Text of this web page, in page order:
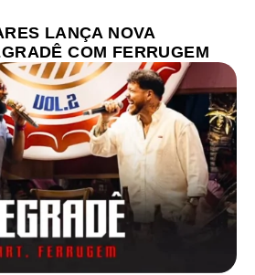
LANÇA NOVA
COM FERRUGEM